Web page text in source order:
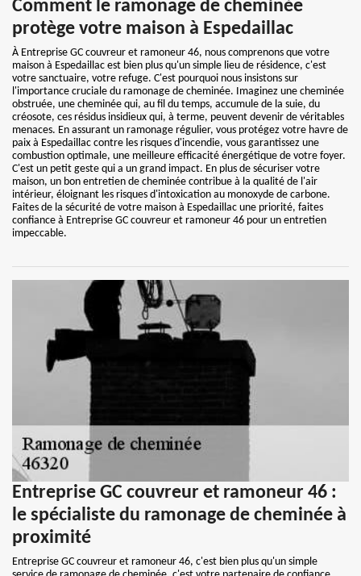
Comment le ramonage de cheminée
protège votre maison à Espedaillac
À Entreprise GC couvreur et ramoneur 46, nous comprenons que votre
maison à Espedaillac est bien plus qu'un simple lieu de résidence, c'est
votre sanctuaire, votre refuge. C'est pourquoi nous insistons sur
l'importance cruciale du ramonage de cheminée. Imaginez une cheminée
obstruée, une cheminée qui, au fil du temps, accumule de la suie, du
créosote, ces résidus insidieux qui, à terme, peuvent devenir de véritables
menaces. En assurant un ramonage régulier, vous protégez votre havre de
paix à Espedaillac contre les risques d'incendie, vous garantissez une
combustion optimale, une meilleure efficacité énergétique de votre foyer.
C'est un petit geste qui a un grand impact. En plus de sécuriser votre
maison, un bon entretien de cheminée contribue à la qualité de l'air
intérieur, éloignant les risques d'intoxication au monoxyde de carbone.
Faites de la sécurité de votre maison à Espedaillac une priorité, faites
confiance à Entreprise GC couvreur et ramoneur 46 pour un entretien
impeccable.
Entreprise GC couvreur et ramoneur 46 :
le spécialiste du ramonage de cheminée à
proximité
Entreprise GC couvreur et ramoneur 46, c'est bien plus qu'un simple